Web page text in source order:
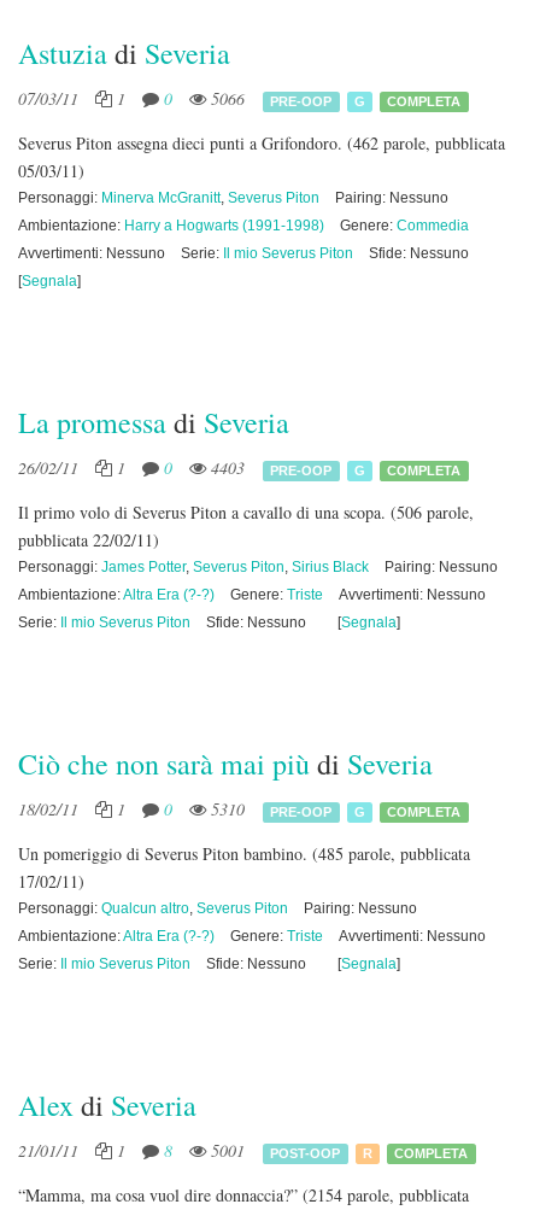
Astuziadi Severia
07/03/11 1 0 5066 PRE-OOP G COMPLETA
Severus Piton assegna dieci punti a Grifondoro. (462 parole, pubblicata
05/03/11)
Personaggi: Minerva McGranitt, Severus Piton
Pairing: Nessuno
Ambientazione: Harry a Hogwarts (1991-1998) Genere: Commedia
Avvertimenti: Nessuno
Serie: Il mio Severus Piton
Sfide: Nessuno
[Segnala]
La promessadi Severia
26/02/11 1 0 4403 PRE-OOP G COMPLETA
Il primo volo di Severus Piton a cavallo di una scopa. (506 parole,
pubblicata 22/02/11)
Personaggi: James Potter, Severus Piton, Sirius Black
Pairing: Nessuno
Ambientazione:Altra Era (?-?) Genere: Triste
Avvertimenti: Nessuno
Serie:
Il mio Severus Piton Sfide: Nessuno [Segnala]
Ciò che non sarà mai piùdi Severia
18/02/11 1 0 5310 PRE-OOP G COMPLETA
Un pomeriggio di Severus Piton bambino. (485 parole, pubblicata
17/02/11)
Personaggi: Qualcun altro, Severus Piton
Pairing: Nessuno
Ambientazione:Altra Era (?-?) Genere: Triste
Avvertimenti: Nessuno
Serie:
Il mio Severus Piton Sfide: Nessuno [Segnala]
Alexdi Severia
21/01/11 1 8 5001 POST-OOP R COMPLETA
“Mamma, ma cosa vuol dire donnaccia?” (2154 parole, pubblicata